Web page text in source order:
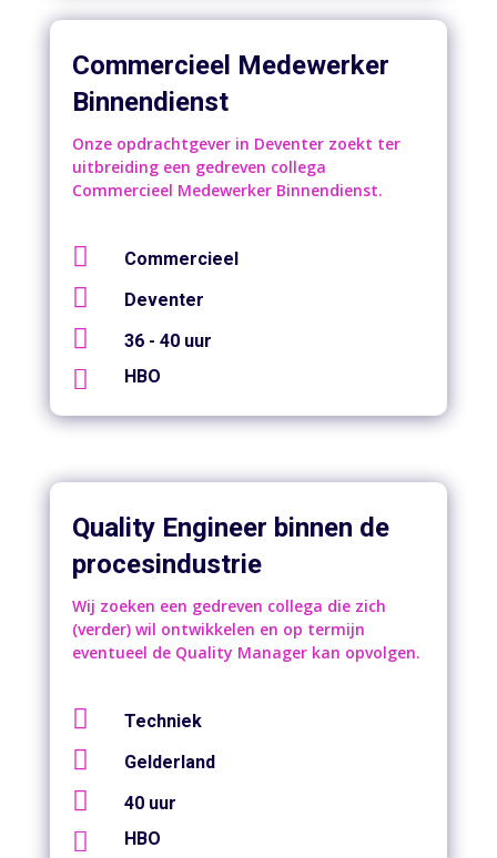
Commercieel Medewerker
Binnendienst
Onze opdrachtgever in Deventer zoekt ter
uitbreiding een gedreven collega
Commercieel Medewerker Binnendienst.
 Commercieel
 Deventer
 36 - 40 uur
 HBO
Quality Engineer binnen de
procesindustrie
Wij zoeken een gedreven collega die zich
(verder) wil ontwikkelen en op termijn
eventueel de Quality Manager kan opvolgen.
 Techniek
 Gelderland
 40 uur
 HBO